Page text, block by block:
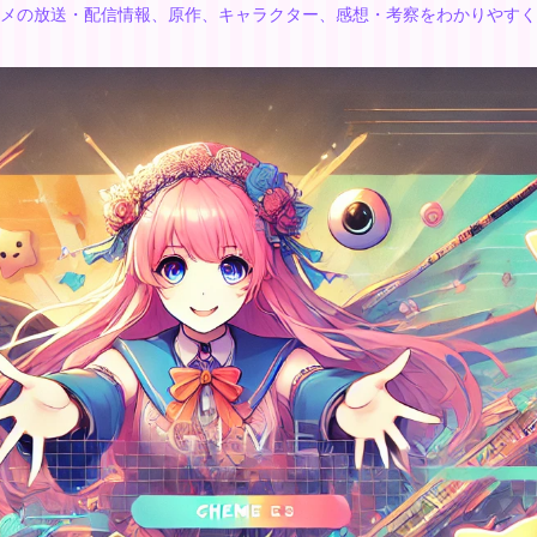
の放送・配信情報、原作、キャラクター、感想・考察をわかりやす